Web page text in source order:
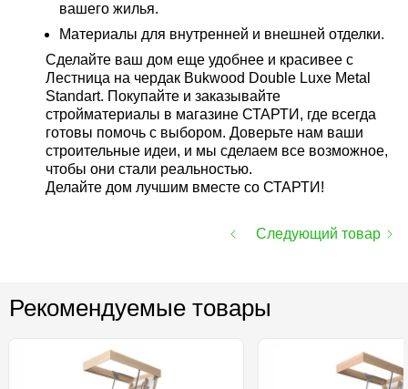
вашего жилья.
Материалы для внутренней и внешней отделки.
Сделайте ваш дом еще удобнее и красивее с
Лестница на чердак Bukwood Double Luxe Metal
Standart. Покупайте и заказывайте
стройматериалы в магазине СТАРТИ, где всегда
готовы помочь с выбором. Доверьте нам ваши
строительные идеи, и мы сделаем все возможное,
чтобы они стали реальностью.
Делайте дом лучшим вместе со СТАРТИ!
Следующий товар
Рекомендуемые товары